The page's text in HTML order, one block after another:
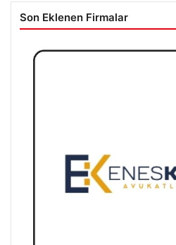
Son Eklenen Firmalar